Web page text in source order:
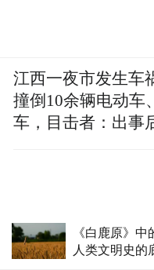
《白鹿原》
人类文明史的
江西一夜市发生车
撞倒10余辆电动车
车，目击者：出事